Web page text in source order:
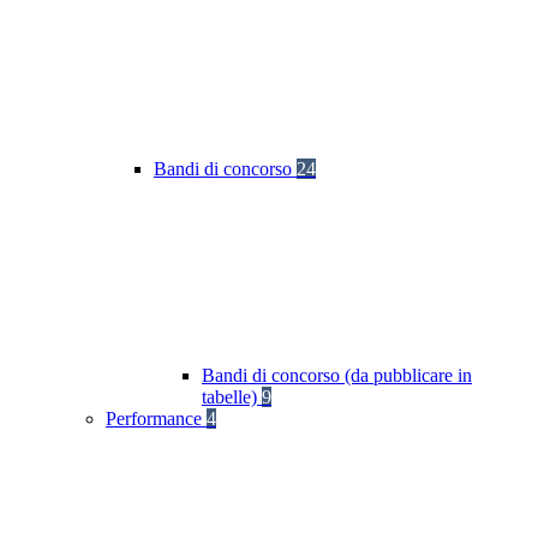
Bandi di concorso 24
Bandi di concorso (da pubblicare in
tabelle) 9
Performance 4